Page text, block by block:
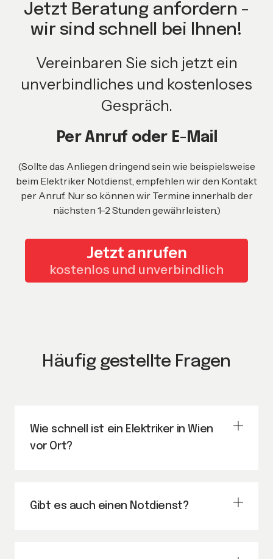
Jetzt Beratung anfordern -
wir sind schnell bei Ihnen!
Vereinbaren Sie sich jetzt ein
unverbindliches und kostenloses
Gespräch.
Per Anruf oder E-Mail
(Sollte das Anliegen dringend sein wie beispielsweise
beim Elektriker Notdienst, empfehlen wir den Kontakt
per Anruf. Nur so können wir Termine innerhalb der
nächsten 1-2 Stunden gewährleisten.)
Jetzt anrufen
kostenlos und unverbindlich
Häufig gestellte Fragen
Wie schnell ist ein Elektriker in Wien
vor Ort?
Gibt es auch einen Notdienst?